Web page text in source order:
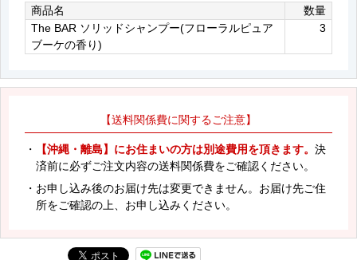
商品名
数量
The BAR ソリッドシャンプー(フローラルピュア
ブーケの香り)
3
【送料関係費に関するご注意】
・ 【沖縄・離島】にお住まいの方は別途費用を頂きます。 決
済前に必ずご注文内容の送料関係費をご確認ください。
・お申し込み後のお届け先は変更できません。お届け先ご住
所をご確認の上、お申し込みください。